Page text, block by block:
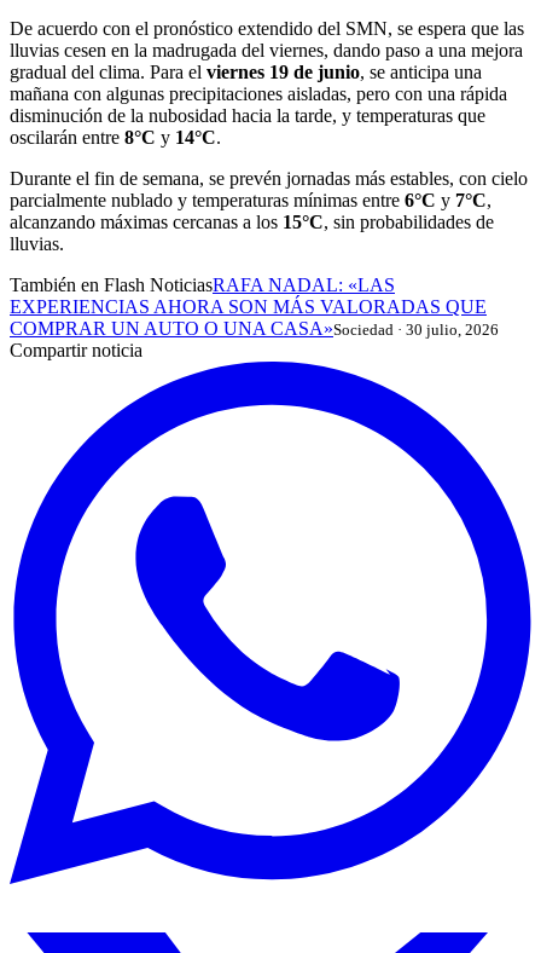
De acuerdo con el pronóstico extendido del SMN, se espera que las
lluvias cesen en la madrugada del viernes, dando paso a una mejora
gradual del clima. Para el viernes 19 de junio, se anticipa una
mañana con algunas precipitaciones aisladas, pero con una rápida
disminución de la nubosidad hacia la tarde, y temperaturas que
oscilarán entre 8°C y 14°C.
Durante el fin de semana, se prevén jornadas más estables, con cielo
parcialmente nublado y temperaturas mínimas entre 6°C y 7°C,
alcanzando máximas cercanas a los 15°C, sin probabilidades de
lluvias.
También en Flash NoticiasRAFA NADAL: «LAS
EXPERIENCIAS AHORA SON MÁS VALORADAS QUE
COMPRAR UN AUTO O UNA CASA»Sociedad · 30 julio, 2026
Compartir noticia